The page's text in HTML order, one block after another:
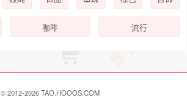
咖啡 流行
© 2012-2026 TAO.HOOOS.COM